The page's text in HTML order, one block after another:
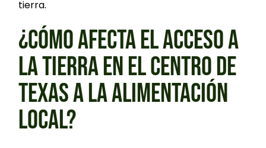
tierra.
¿CÓMO AFECTA EL ACCESO A
LA TIERRA EN EL CENTRO DE
TEXAS A LA ALIMENTACIÓN
LOCAL?